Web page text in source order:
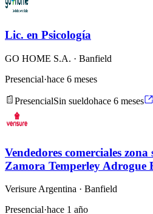
Lic. en Psicología
GO HOME S.A. · Banfield
Presencial·hace 6 meses
PresencialSin sueldohace 6 meses
Vendedores comerciales
Zamora Temperley Adrogue
Verisure Argentina · Banfield
Presencial·hace 1 año